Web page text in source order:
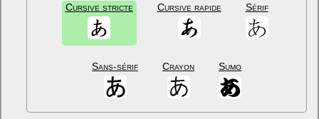
Cursive stricte Cursive rapide Sérif
Sans-sérif Crayon Sumo